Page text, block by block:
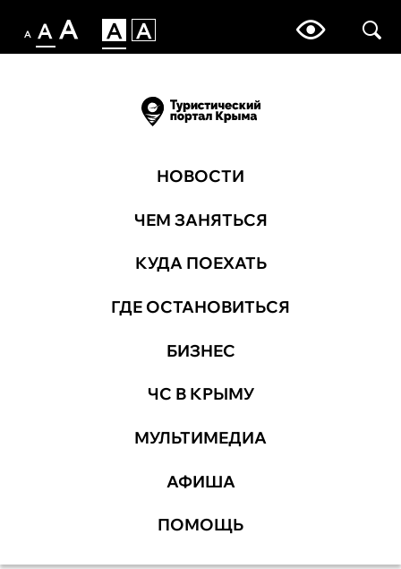
НОВОСТИ
ЧЕМ ЗАНЯТЬСЯ
КУДА ПОЕХАТЬ
ГДЕ ОСТАНОВИТЬСЯ
БИЗНЕС
ЧС В КРЫМУ
МУЛЬТИМЕДИА
АФИША
ПОМОЩЬ